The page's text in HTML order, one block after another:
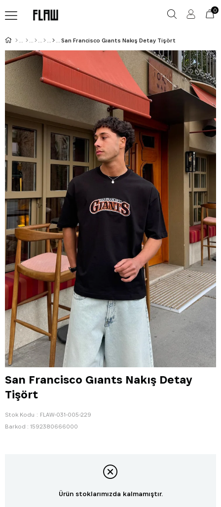
0
San Francisco Gıants Nakış Detay Tişört
San Francisco Gıants Nakış Detay
Tişört
Stok Kodu
FLAW-031-005-229
Barkod : 1592380666000
Ürün stoklarımızda kalmamıştır.